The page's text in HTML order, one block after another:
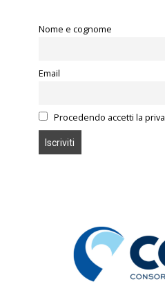
Nome e cognome
Email
Procedendo accetti la